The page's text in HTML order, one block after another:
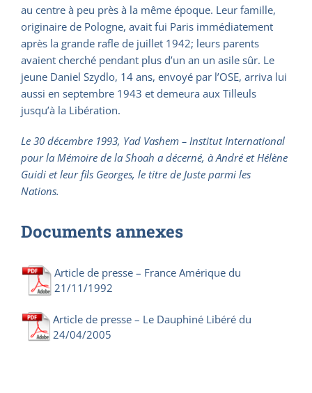
au centre à peu près à la même époque. Leur famille,
originaire de Pologne, avait fui Paris immédiatement
après la grande rafle de juillet 1942; leurs parents
avaient cherché pendant plus d’un an un asile sûr. Le
jeune Daniel Szydlo, 14 ans, envoyé par l’OSE, arriva lui
aussi en septembre 1943 et demeura aux Tilleuls
jusqu’à la Libération.
Le 30 décembre 1993, Yad Vashem – Institut International
pour la Mémoire de la Shoah a décerné, à André et Hélène
Guidi et leur fils Georges, le titre de Juste parmi les
Nations.
Documents annexes
Article de presse – France Amérique du
21/11/1992
Article de presse – Le Dauphiné Libéré du
24/04/2005